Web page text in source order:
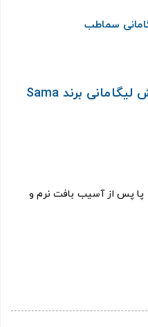
سماطب
قوزک بند اوپلون همراه با کش لیگامانی برند Sama
پس از آسیب بافت نرم و